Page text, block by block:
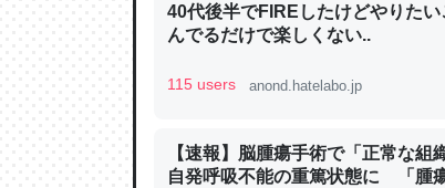
論文では「淡水はカルシウムも酸素
は」とあって面白い。海にいる鋏角
─ニュース :: 【研究発表】昆虫学の大問題
40代後半でFIREしたけどやりた
んでるだけで楽しくない..
115 users anond.hatelabo.jp
【速報】脳腫瘍手術で「正常な
自発呼吸不能の重篤状態に 「腫